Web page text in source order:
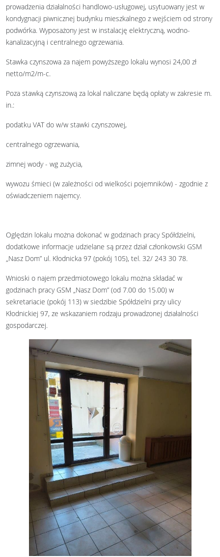
prowadzenia działalności handlowo-usługowej, usytuowany jest w
kondygnacji piwnicznej budynku mieszkalnego z wejściem od strony
podwórka. Wyposażony jest w instalację elektryczną, wodno-
kanalizacyjną i centralnego ogrzewania.
Stawka czynszowa za najem powyższego lokalu wynosi 24,00 zł
netto/m2/m-c.
Poza stawką czynszową za lokal naliczane będą opłaty w zakresie m.
in.:
podatku VAT do w/w stawki czynszowej,
centralnego ogrzewania,
zimnej wody - wg zużycia,
wywozu śmieci (w zależności od wielkości pojemników) - zgodnie z
oświadczeniem najemcy.
Oględzin lokalu można dokonać w godzinach pracy Spółdzielni,
dodatkowe informacje udzielane są przez dział członkowski GSM
„Nasz Dom” ul. Kłodnicka 97 (pokój 105), tel. 32/ 243 30 78.
Wnioski o najem przedmiotowego lokalu można składać w
godzinach pracy GSM „Nasz Dom” (od 7.00 do 15.00) w
sekretariacie (pokój 113) w siedzibie Spółdzielni przy ulicy
Kłodnickiej 97, ze wskazaniem rodzaju prowadzonej działalności
gospodarczej.